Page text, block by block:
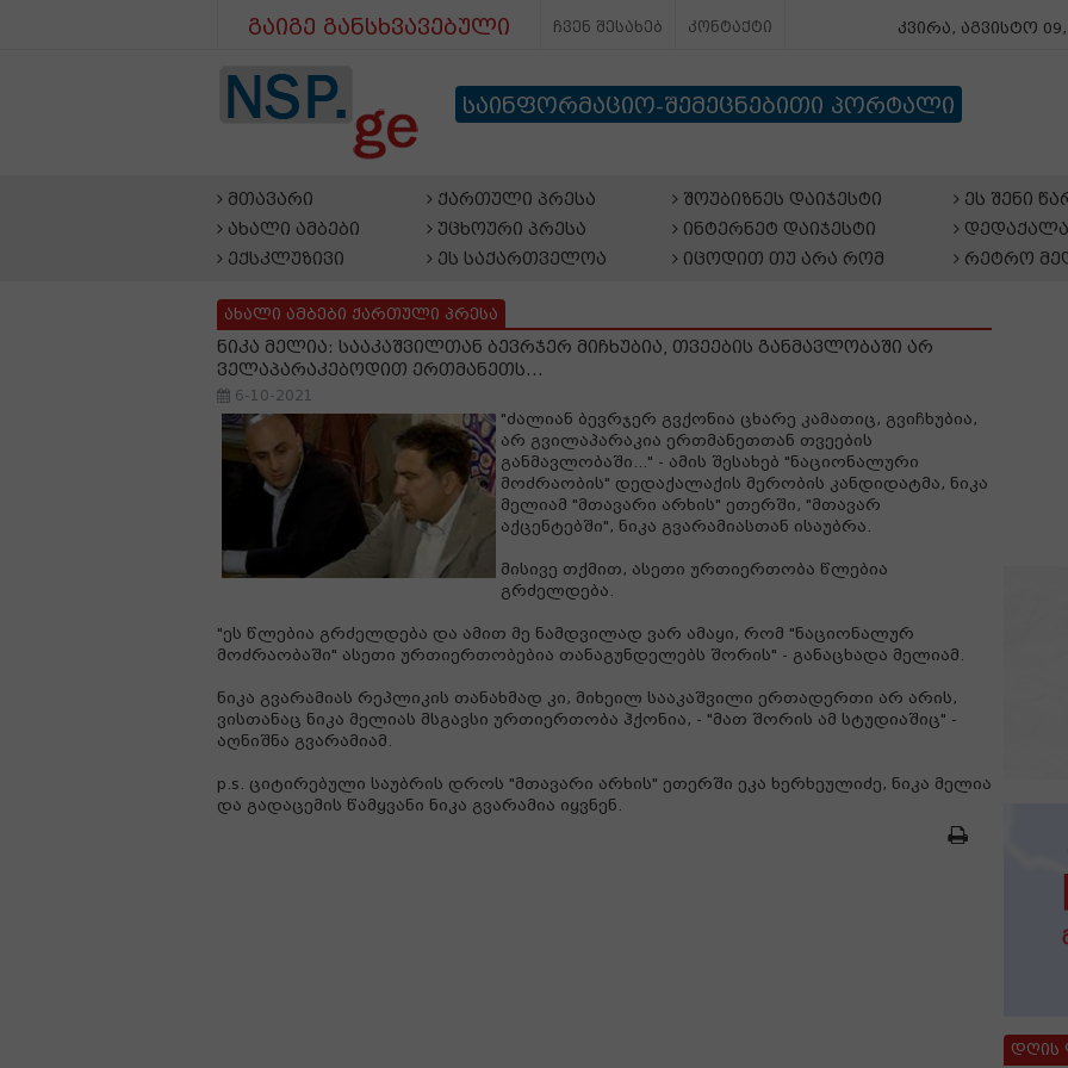
გაიგე განსხვავებული ჩვენ შესახებ კონტაქტი კვირა, აგვისტო 09,
საინფორმაციო-შემეცნებითი პორტალი
მთავარი
ახალი ამბები
ექსკლუზივი
ქართული პრესა
უცხოური პრესა
ეს საქართველოა
შოუბიზნეს დაიჯესტი
ინტერნეტ დაიჯესტი
იცოდით თუ არა რომ
ეს შენი
რეტრო
ახალი ამბები ქართული პრესა
ნიკა მელია: სააკაშვილთან ბევრჯერ მიჩხუბია, თვეების განმავლობაში არ
ველაპარაკებოდით ერთმანეთს...
6-10-2021
"ძალიან ბევრჯერ გვქონია ცხარე კამათიც, გვიჩხუბია,
არ გვილაპარაკია ერთმანეთთან თვეების
განმავლობაში..." - ამის შესახებ "ნაციონალური
მოძრაობის" დედაქალაქის მერობის კანდიდატმა, ნიკა
მელიამ "მთავარი არხის" ეთერში, "მთავარ
აქცენტებში", ნიკა გვარამიასთან ისაუბრა.
მისივე თქმით, ასეთი ურთიერთობა წლებია
გრძელდება.
"ეს წლებია გრძელდება და ამით მე ნამდვილად ვარ ამაყი, რომ "ნაციონალურ
მოძრაობაში" ასეთი ურთიერთობებია თანაგუნდელებს შორის" - განაცხადა მელიამ.
ნიკა გვარამიას რეპლიკის თანახმად კი, მიხეილ სააკაშვილი ერთადერთი არ არის,
ვისთანაც ნიკა მელიას მსგავსი ურთიერთობა ჰქონია, - "მათ შორის ამ სტუდიაშიც" -
აღნიშნა გვარამიამ.
p.s. ციტირებული საუბრის დროს "მთავარი არხის" ეთერში ეკა ხერხეულიძე, ნიკა მელია
და გადაცემის წამყვანი ნიკა გვარამია იყვნენ.
დღის